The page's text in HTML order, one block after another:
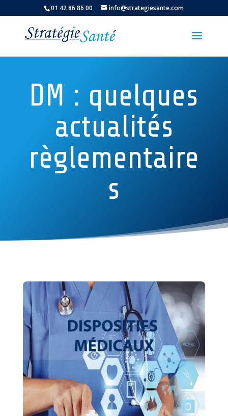
01 42 86 86 00 info@strategiesante.com
DM : quelques
actualités
règlementaire
s